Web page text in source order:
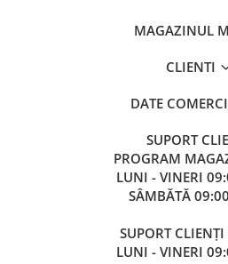
MAGAZINUL
CLIENTI
DATE
SUPORT
PROGRAM
LUNI - VINERI
SÂMBĂTĂ
SUPORT
LUNI - VINERI